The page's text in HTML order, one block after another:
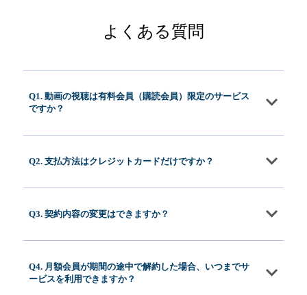
よくある質問
Q1. 動画の視聴は有料会員（購読会員）限定のサービス
ですか？
Q2. 支払方法はクレジットカードだけですか？
Q3. 契約内容の変更はできますか？
Q4. 月額会員が期間の途中で解約した場合、いつまでサ
ービスを利用できますか？